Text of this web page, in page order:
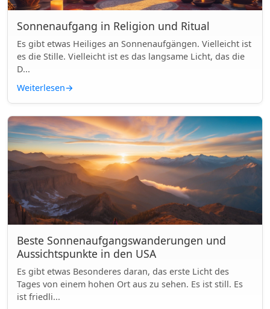
Sonnenaufgang in Religion und Ritual
Es gibt etwas Heiliges an Sonnenaufgängen. Vielleicht ist
es die Stille. Vielleicht ist es das langsame Licht, das die
D...
Weiterlesen→
Beste Sonnenaufgangswanderungen und
Aussichtspunkte in den USA
Es gibt etwas Besonderes daran, das erste Licht des
Tages von einem hohen Ort aus zu sehen. Es ist still. Es
ist friedli...